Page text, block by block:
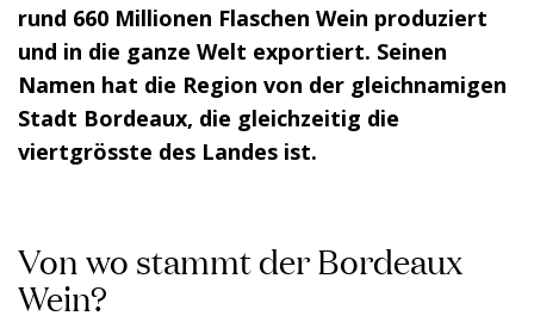
rund 660 Millionen Flaschen Wein produziert
und in die ganze Welt exportiert. Seinen
Namen hat die Region von der gleichnamigen
Stadt Bordeaux, die gleichzeitig die
viertgrösste des Landes ist.
Von wo stammt der Bordeaux
Wein?